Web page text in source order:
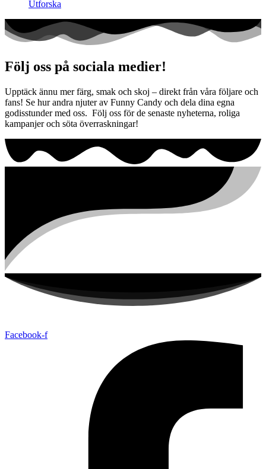
Utforska
Följ oss på sociala medier!
Upptäck ännu mer färg, smak och skoj – direkt från våra följare och
fans! Se hur andra njuter av Funny Candy och dela dina egna
godisstunder med oss. Följ oss för de senaste nyheterna, roliga
kampanjer och söta överraskningar!
Facebook-f